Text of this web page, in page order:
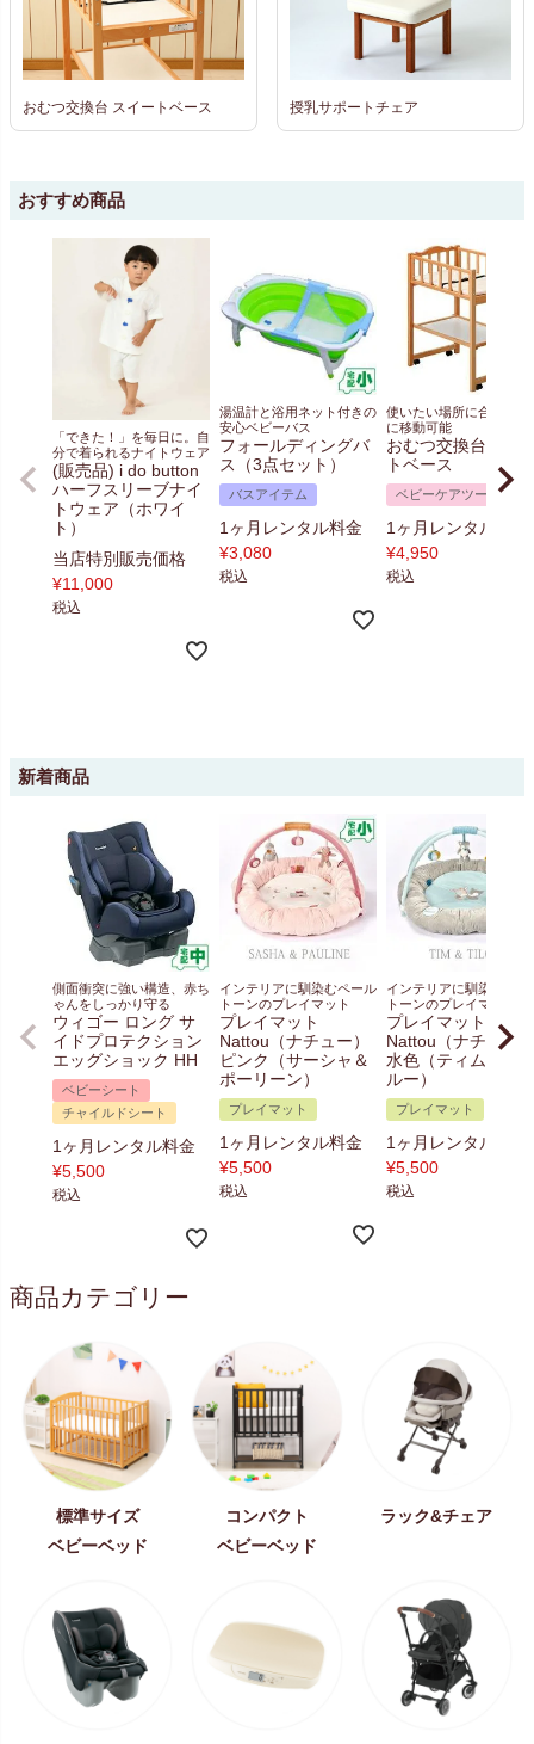
おむつ交換台 スイートベース 授乳サポートチェア
おすすめ商品
「できた！」を毎日に。自
分で着られるナイトウェア
(販売品) i do button
ハーフスリーブナイ
トウェア（ホワイ
ト）
当店特別販売価格
¥11,000
税込
湯温計と浴用ネット付きの
安心ベビーバス
フォールディングバ
ス（3点セット）
バスアイテム
1ヶ月レンタル料金
¥3,080
税込
使いたい場所に合わせて
に移動可能
おむつ交換台 スイ
トベース
ベビーケアツール
1ヶ月レンタル料金
¥4,950
税込
新着商品
側面衝突に強い構造、赤ち
ゃんをしっかり守る
ウィゴー ロング サ
イドプロテクション
エッグショック HH
ベビーシート
チャイルドシート
1ヶ月レンタル料金
¥5,500
税込
インテリアに馴染むペール
トーンのプレイマット
プレイマット
Nattou（ナチュー）
ピンク（サーシャ＆
ポーリーン）
プレイマット
1ヶ月レンタル料金
¥5,500
税込
インテリアに馴染むペー
トーンのプレイマット
プレイマット
Nattou（ナチュー
水色（ティム＆テ
ルー）
プレイマット
1ヶ月レンタル料金
¥5,500
税込
商品カテゴリー
標準サイズ
ベビーベッド
コンパクト
ベビーベッド
ラック&チェア